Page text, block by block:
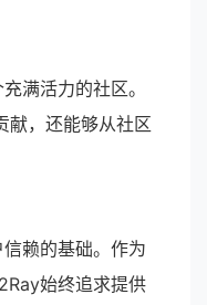
满活力的社区。
献，还能够从社区
赖的基础。作为
始终追求提供